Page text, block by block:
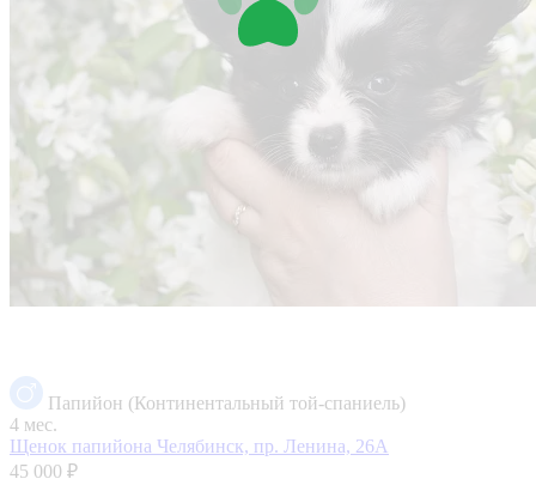
Папийон (Континентальный той-спаниель)
4 мес.
Щенок папийона Челябинск, пр. Ленина, 26А
45 000 ₽